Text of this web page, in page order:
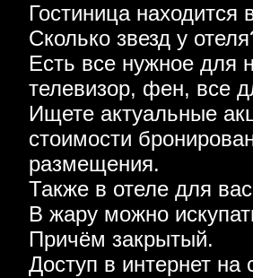
Гостиница находится
Сколько звезд у
Есть все нужное для
телевизор, фен, все
Ищете актуальные
стоимости
размещения.
Также в отеле для
В жару можно
Причём закрытый.
Доступ в интернет на